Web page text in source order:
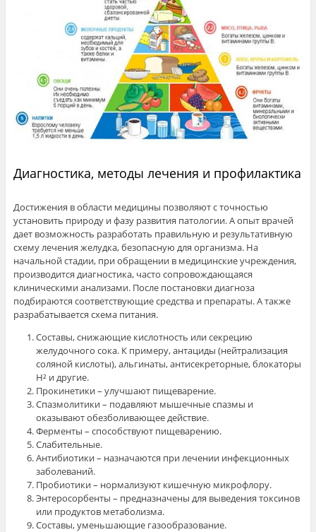
Диагностика, методы лечения и профилактика
Достижения в области медицины позволяют с точностью
установить природу и фазу развития патологии. А опыт врачей
дает возможность разработать правильную и результативную
схему лечения желудка, безопасную для организма. На
начальной стадии, при обращении в медицинские учреждения,
производится диагностика, часто сопровождающаяся
клиническими анализами. После постановки диагноза
подбираются соответствующие средства и препараты. А также
разрабатывается схема питания.
Составы, снижающие кислотность или секрецию
желудочного сока. К примеру, антациды (нейтрализация
соляной кислоты), альгинаты, антисекреторные, блокаторы
Н² и другие.
Прокинетики – улучшают пищеварение.
Спазмолитики – подавляют мышечные спазмы и
оказывают обезболивающее действие.
Ферменты – способствуют пищеварению.
Слабительные.
Антибиотики – назначаются при лечении инфекционных
заболеваний.
Пробиотики – нормализуют кишечную микрофлору.
Энтеросорбенты – предназначены для выведения токсинов
или продуктов метаболизма.
Составы, уменьшающие газообразование.